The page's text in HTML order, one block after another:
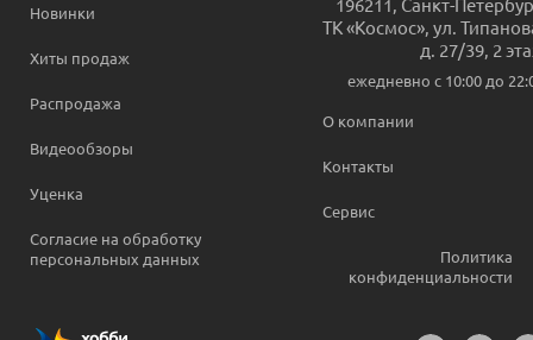
Новинки
Хиты продаж
Распродажа
Видеообзоры
Уценка
Согласие на обработку
персональных данных
ТК «Космос», ул.
д. 27/39, 2
ежедневно c 10:00 до
О компании
Контакты
Сервис
Политика
конфиденциальности